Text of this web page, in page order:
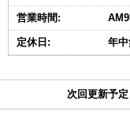
営業時間:
定休日: 年
次回更新予